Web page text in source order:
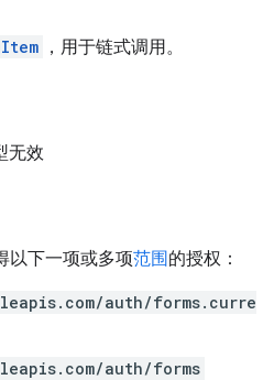
，用于链式调用。
无效
以下一项或多项范围的授权：
auth/forms.curre
auth/forms